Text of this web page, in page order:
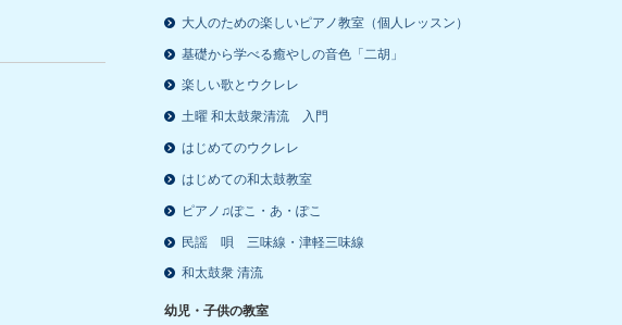
大人のための楽しいピアノ教室（個人レッスン）
基礎から学べる癒やしの音色「二胡」
楽しい歌とウクレレ
土曜 和太鼓衆清流 入門
はじめてのウクレレ
はじめての和太鼓教室
ピアノ♫ぽこ・あ・ぽこ
民謡 唄 三味線・津軽三味線
和太鼓衆 清流
幼児・子供の教室